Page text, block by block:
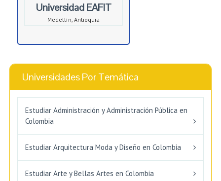
Universidad EAFIT
Medellín, Antioquia
Universidades Por Temática
Estudiar Administración y Administración Pública en
Colombia
Estudiar Arquitectura Moda y Diseño en Colombia
Estudiar Arte y Bellas Artes en Colombia